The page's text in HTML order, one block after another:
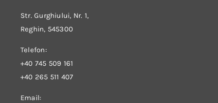
Str. Gurghiului, Nr. 1,
Reghin, 545300
Telefon:
+40 745 509 161
+40 265 511 407
Email: